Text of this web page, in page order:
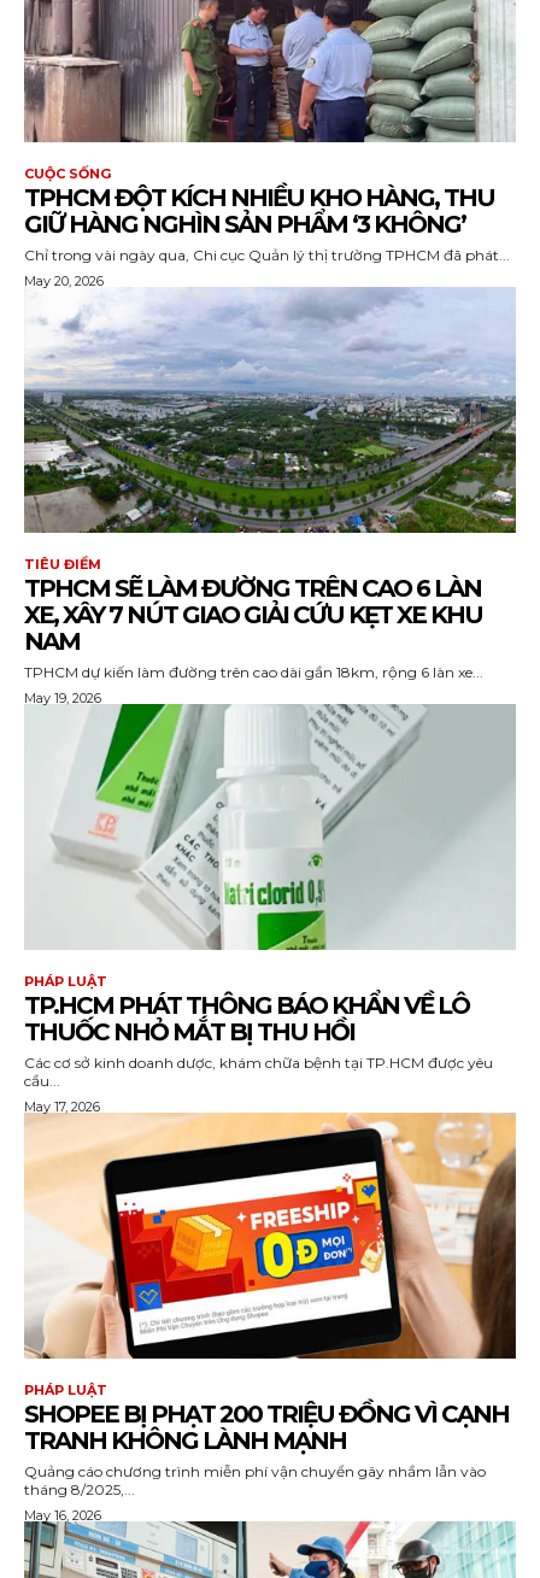
CUỘC SỐNG
TPHCM ĐỘT KÍCH NHIỀU KHO HÀNG, THU
GIỮ HÀNG NGHÌN SẢN PHẨM ‘3 KHÔNG’
Chỉ trong vài ngày qua, Chi cục Quản lý thị trường TPHCM đã phát...
May 20, 2026
TIÊU ĐIỂM
TPHCM SẼ LÀM ĐƯỜNG TRÊN CAO 6 LÀN
XE, XÂY 7 NÚT GIAO GIẢI CỨU KẸT XE KHU
NAM
TPHCM dự kiến làm đường trên cao dài gần 18km, rộng 6 làn xe...
May 19, 2026
PHÁP LUẬT
TP.HCM PHÁT THÔNG BÁO KHẨN VỀ LÔ
THUỐC NHỎ MẮT BỊ THU HỒI
Các cơ sở kinh doanh dược, khám chữa bệnh tại TP.HCM được yêu
cầu...
May 17, 2026
PHÁP LUẬT
SHOPEE BỊ PHẠT 200 TRIỆU ĐỒNG VÌ CẠNH
TRANH KHÔNG LÀNH MẠNH
Quảng cáo chương trình miễn phí vận chuyển gây nhầm lẫn vào
tháng 8/2025,...
May 16, 2026